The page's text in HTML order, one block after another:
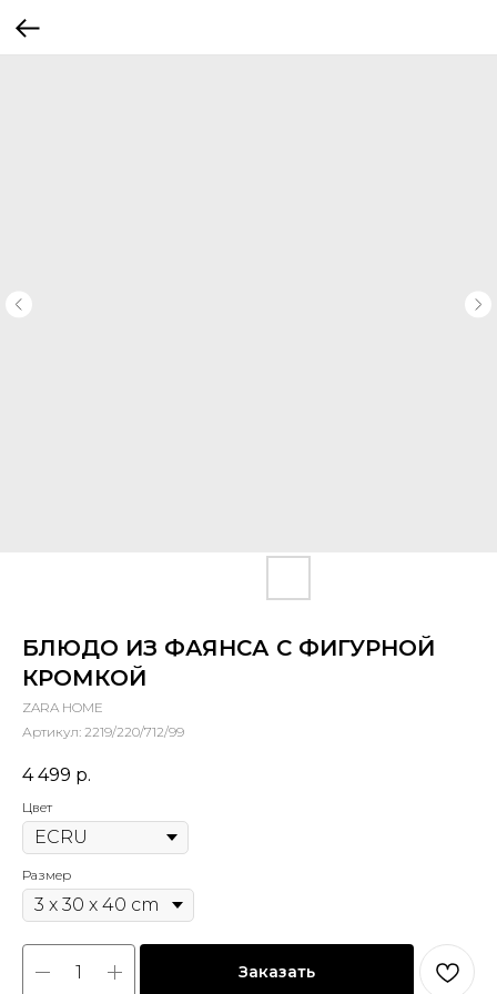
БЛЮДО ИЗ ФАЯНСА С ФИГУРНОЙ
КРОМКОЙ
ZARA HOME
Артикул: 2219/220/712/99
4 499 р.
Цвет
Размер
Заказать